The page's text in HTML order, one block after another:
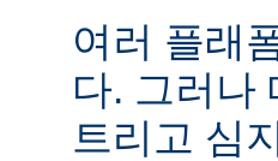
여러 플래
다. 그러나
트리고 심